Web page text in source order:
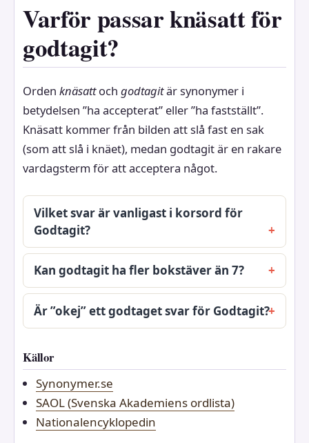
Varför passar knäsatt för
godtagit?
Orden knäsattoch godtagitär synonymer i
betydelsen ”ha accepterat” eller ”ha fastställt”.
Knäsatt kommer från bilden att slå fast en sak
(som att slå i knäet), medan godtagit är en rakare
vardagsterm för att acceptera något.
Vilket svar är vanligast i korsord för
Godtagit?
Kan godtagit ha fler bokstäver än 7?
Är ”okej” ett godtaget svar för Godtagit?
Källor
Synonymer.se
SAOL (Svenska Akademiens ordlista)
Nationalencyklopedin